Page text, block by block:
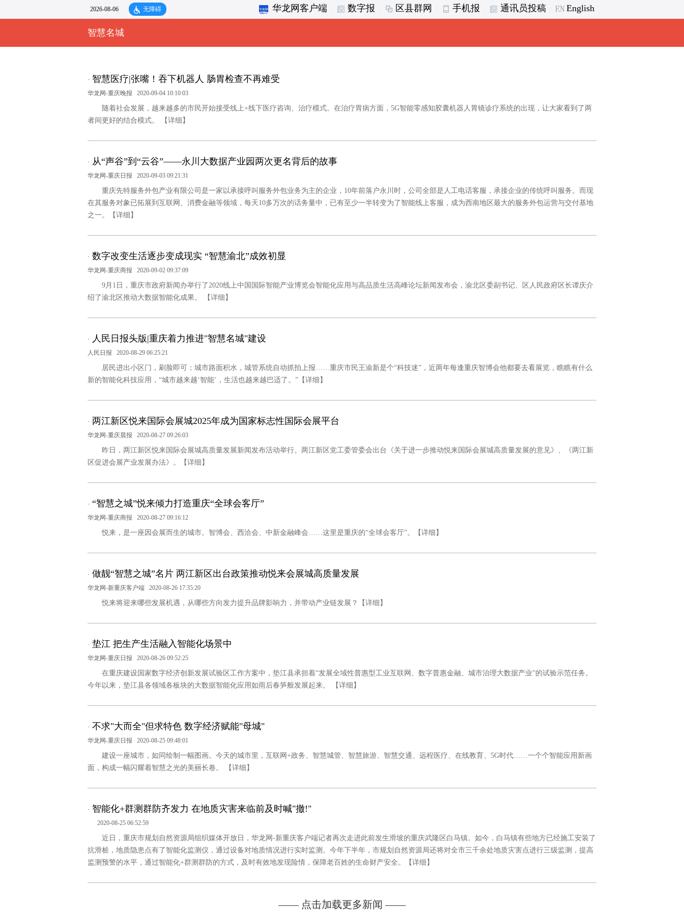
2026-08-06 无障碍 华龙网客户端 数字报 区县群网 手机报 通讯员投稿 English
智慧名城
· 智慧医疗|张嘴！吞下机器人 肠胃检查不再难受
华龙网-重庆晚报 2020-09-04 10:10:03
随着社会发展，越来越多的市民开始接受线上+线下医疗咨询、治疗模式。在治疗胃病方面，5G智能零感知胶囊机器人胃镜诊疗系统的出现，让大家看到了两
者间更好的结合模式。
【详细】
· 从“声谷”到“云谷”——永川大数据产业园两次更名背后的故事
华龙网-重庆日报 2020-09-03 09:21:31
重庆先特服务外包产业有限公司是一家以承接呼叫服务外包业务为主的企业，10年前落户永川时，公司全部是人工电话客服，承接企业的传统呼叫服务。而现
在其服务对象已拓展到互联网、消费金融等领域，每天10多万次的话务量中，已有至少一半转变为了智能线上客服，成为西南地区最大的服务外包运营与交付基地
之一。
【详细】
· 数字改变生活逐步变成现实 “智慧渝北”成效初显
华龙网-重庆商报 2020-09-02 09:37:09
9月1日，重庆市政府新闻办举行了2020线上中国国际智能产业博览会智能化应用与高品质生活高峰论坛新闻发布会，渝北区委副书记、区人民政府区长谭庆介
绍了渝北区推动大数据智能化成果。
【详细】
· 人民日报头版|重庆着力推进"智慧名城"建设
人民日报 2020-08-29 06:25:21
居民进出小区门，刷脸即可；城市路面积水，城管系统自动抓拍上报……重庆市民王渝新是个“科技迷”，近两年每逢重庆智博会他都要去看展览，瞧瞧有什么
新的智能化科技应用，“城市越来越‘智能’，生活也越来越巴适了。” 【详细】
· 两江新区悦来国际会展城2025年成为国家标志性国际会展平台
华龙网-重庆晨报 2020-08-27 09:26:03
昨日，两江新区悦来国际会展城高质量发展新闻发布活动举行。两江新区党工委管委会出台《关于进一步推动悦来国际会展城高质量发展的意见》、《两江新
区促进会展产业发展办法》。
【详细】
· “智慧之城”悦来倾力打造重庆“全球会客厅”
华龙网-重庆商报 2020-08-27 09:16:12
悦来，是一座因会展而生的城市。智博会、西洽会、中新金融峰会……这里是重庆的“全球会客厅”。 【详细】
· 做靓“智慧之城”名片 两江新区出台政策推动悦来会展城高质量发展
华龙网-新重庆客户端 2020-08-26 17:35:20
悦来将迎来哪些发展机遇，从哪些方向发力提升品牌影响力，并带动产业链发展？ 【详细】
· 垫江 把生产生活融入智能化场景中
华龙网-重庆日报 2020-08-26 09:52:25
在重庆建设国家数字经济创新发展试验区工作方案中，垫江县承担着“发展全域性普惠型工业互联网、数字普惠金融、城市治理大数据产业”的试验示范任务。
今年以来，垫江县各领域各板块的大数据智能化应用如雨后春笋般发展起来。
【详细】
· 不求"大而全"但求特色 数字经济赋能"母城"
华龙网-重庆日报 2020-08-25 09:48:01
建设一座城市，如同绘制一幅图画。今天的城市里，互联网+政务、智慧城管、智慧旅游、智慧交通、远程医疗、在线教育、5G时代……一个个智能应用新画
面，构成一幅闪耀着智慧之光的美丽长卷。
【详细】
· 智能化+群测群防齐发力 在地质灾害来临前及时喊"撤!"
2020-08-25 06:52:59
近日，重庆市规划自然资源局组织媒体开放日，华龙网-新重庆客户端记者再次走进此前发生滑坡的重庆武隆区白马镇。如今，白马镇有些地方已经施工安装了
抗滑桩，地质隐患点有了智能化监测仪，通过设备对地质情况进行实时监测。今年下半年，市规划自然资源局还将对全市三千余处地质灾害点进行三级监测，提高
监测预警的水平，通过智能化+群测群防的方式，及时有效地发现险情，保障老百姓的生命财产安全。
【详细】
—— 点击加载更多新闻 ——